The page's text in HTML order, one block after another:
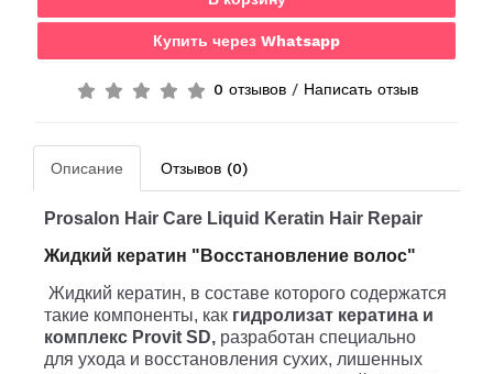
Купить через Whatsapp
0 отзывов/ Написать отзыв
Описание Отзывов (0)
Prosalon Hair Care Liquid Keratin Hair Repair
Жидкий кератин " Восстановление волос"
Жидкий кератин, в составе которого содержатся
такие компоненты, как гидролизат кератина и
комплекс Provit SD, разработан специально
для ухода и восстановления сухих, лишенных